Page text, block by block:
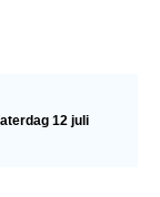
12 juli